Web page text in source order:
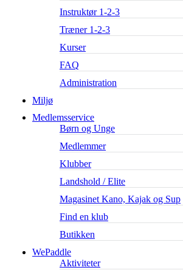
Instruktør 1-2-3
Træner 1-2-3
Kurser
FAQ
Administration
Miljø
Medlemsservice
Børn og Unge
Medlemmer
Klubber
Landshold / Elite
Magasinet Kano, Kajak og Sup
Find en klub
Butikken
WePaddle
Aktiviteter